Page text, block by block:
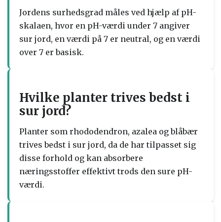
Jordens surhedsgrad måles ved hjælp af pH-
skalaen, hvor en pH-værdi under 7 angiver
sur jord, en værdi på 7 er neutral, og en værdi
over 7 er basisk.
Hvilke planter trives bedst i
sur jord?
Planter som rhododendron, azalea og blåbær
trives bedst i sur jord, da de har tilpasset sig
disse forhold og kan absorbere
næringsstoffer effektivt trods den sure pH-
værdi.